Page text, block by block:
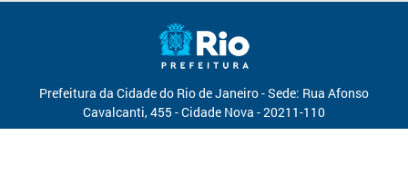
Prefeitura da Cidade do Rio de Janeiro - Sede: Rua Afonso
Cavalcanti, 455 - Cidade Nova - 20211-110